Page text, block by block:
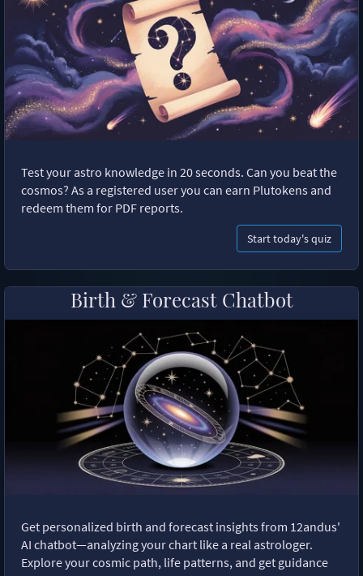
Test your astro knowledge in 20 seconds. Can you beat the
cosmos? As a registered user you can earn Plutokens and
redeem them for PDF reports.
Start today's quiz
Birth & Forecast Chatbot
Get personalized birth and forecast insights from 12andus'
AI chatbot—analyzing your chart like a real astrologer.
Explore your cosmic path, life patterns, and get guidance